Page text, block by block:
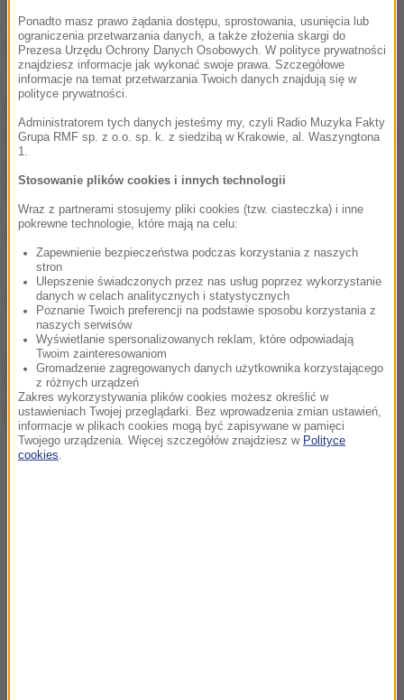
Tym razem zniszczeniu uległ pomnik w Werchracie
poświęcony "bohaterom", którzy polegli w latach
1944-46.
Kodeksu Karnego, który mówi o zniszczeniu miejsca
kratki nawet na 2 lata.
(mn)
Źródło: RMF FM
chcesz widzieć więcej artykułów od RMF24?
dodaj w
Google
Ponadto masz prawo żądania dostępu, sprostowania, usunięcia lub
ograniczenia przetwarzania danych, a także złożenia skargi do
Prezesa Urzędu Ochrony Danych Osobowych. W polityce prywatności
znajdziesz informacje jak wykonać swoje prawa. Szczegółowe
informacje na temat przetwarzania Twoich danych znajdują się w
polityce prywatności.
Administratorem tych danych jesteśmy my, czyli Radio Muzyka Fakty
Grupa RMF sp. z o.o. sp. k. z siedzibą w Krakowie, al. Waszyngtona
1.
Stosowanie plików cookies i innych technologii
Wraz z partnerami stosujemy pliki cookies (tzw. ciasteczka) i inne
pokrewne technologie, które mają na celu:
Zapewnienie bezpieczeństwa podczas korzystania z naszych
stron
Ulepszenie świadczonych przez nas usług poprzez wykorzystanie
danych w celach analitycznych i statystycznych
Poznanie Twoich preferencji na podstawie sposobu korzystania z
naszych serwisów
Wyświetlanie spersonalizowanych reklam, które odpowiadają
Twoim zainteresowaniom
Gromadzenie zagregowanych danych użytkownika korzystającego
z różnych urządzeń
Zakres wykorzystywania plików cookies możesz określić w
ustawieniach Twojej przeglądarki. Bez wprowadzenia zmian ustawień,
informacje w plikach cookies mogą być zapisywane w pamięci
Twojego urządzenia. Więcej szczegółów znajdziesz w Polityce
cookies